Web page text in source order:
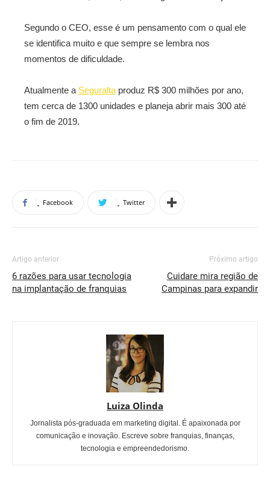
Segundo o CEO, esse é um pensamento com o qual ele
se identifica muito e que sempre se lembra nos
momentos de dificuldade.
Atualmente a Seguralta produz R$ 300 milhões por ano,
tem cerca de 1300 unidades e planeja abrir mais 300 até
o fim de 2019.
Facebook Twitter
Artigo anterior
6 razões para usar tecnologia
na implantação de franquias
Próximo artigo
Cuidare mira região de
Campinas para expandir
Luiza Olinda
Jornalista pós-graduada em marketing digital. É apaixonada por
comunicação e inovação. Escreve sobre franquias, finanças,
tecnologia e empreendedorismo.